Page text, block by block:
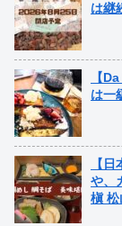
は継
【
は一
【
や、
槇 松